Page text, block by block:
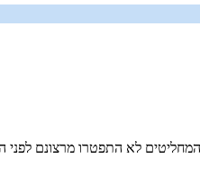
לא התפטרו מרצונם